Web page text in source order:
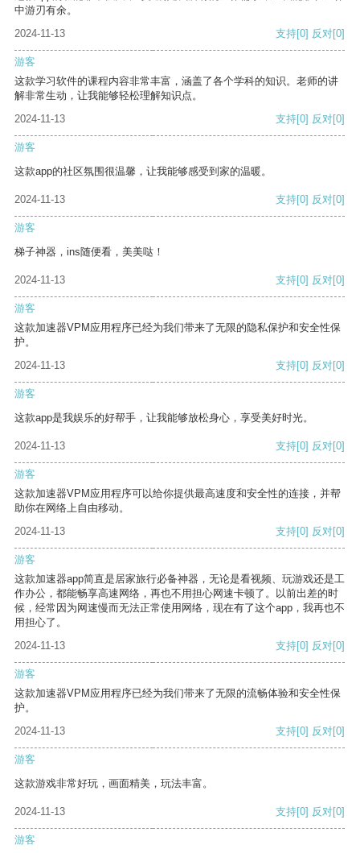
中游刃有余。
2024-11-13
支持[0] 反对[0]
游客
这款学习软件的课程内容非常丰富，涵盖了各个学科的知识。老师的讲
解非常生动，让我能够轻松理解知识点。
2024-11-13
支持[0] 反对[0]
游客
这款app的社区氛围很温馨，让我能够感受到家的温暖。
2024-11-13 支持[0] 反对[0]
游客
梯子神器，ins随便看，美美哒！
2024-11-13 支持[0] 反对[0]
游客
这款加速器VPM应用程序已经为我们带来了无限的隐私保护和安全性保
护。
2024-11-13
支持[0] 反对[0]
游客
这款app是我娱乐的好帮手，让我能够放松身心，享受美好时光。
2024-11-13 支持[0] 反对[0]
游客
这款加速器VPM应用程序可以给你提供最高速度和安全性的连接，并帮
助你在网络上自由移动。
2024-11-13
支持[0] 反对[0]
游客
这款加速器app简直是居家旅行必备神器，无论是看视频、玩游戏还是工
作办公，都能畅享高速网络，再也不用担心网速卡顿了。以前出差的时
候，经常因为网速慢而无法正常使用网络，现在有了这个app，我再也不
用担心了。
2024-11-13
支持[0] 反对[0]
游客
这款加速器VPM应用程序已经为我们带来了无限的流畅体验和安全性保
护。
2024-11-13
支持[0] 反对[0]
游客
这款游戏非常好玩，画面精美，玩法丰富。
2024-11-13 支持[0] 反对[0]
游客